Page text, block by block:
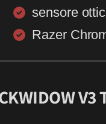
sensore
Razer
V3